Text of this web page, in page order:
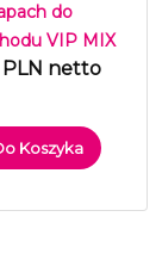
do
VIP MIX
PLN netto
Koszyka